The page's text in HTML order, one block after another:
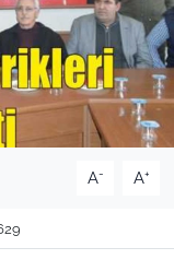
A- A+